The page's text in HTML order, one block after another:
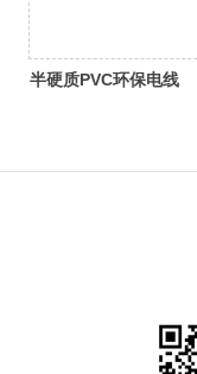
半硬质PVC环保电线